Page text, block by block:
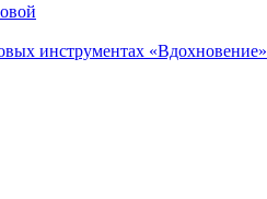
инструментах «Вдохновение»